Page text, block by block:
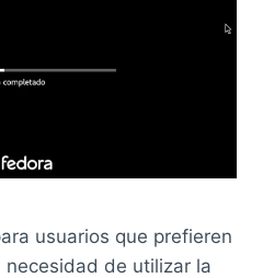
usuarios que prefieren
de utilizar la